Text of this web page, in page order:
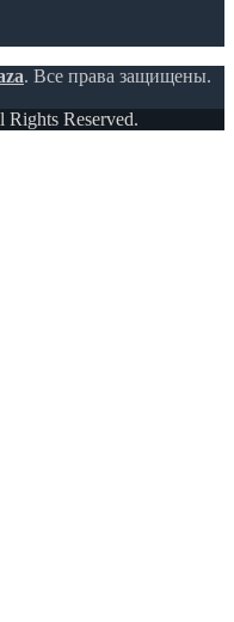
. Все права защищены.
Rights Reserved.